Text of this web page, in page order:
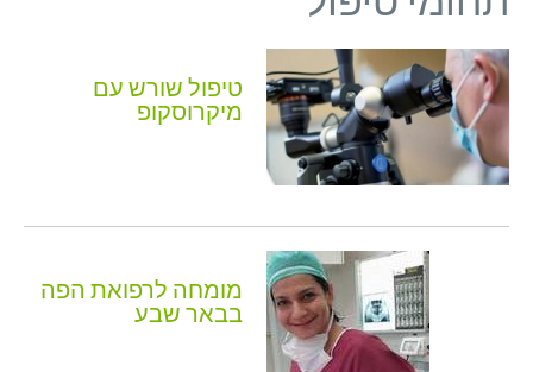
טיפול שורש עם
מיקרוסקופ
מומחה לרפואת הפה
בבאר שבע